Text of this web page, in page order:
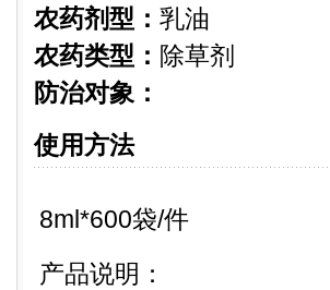
农药剂型： 乳油
农药类型： 除草剂
防治对象：
使用方法
8ml*600袋/件
产品说明：